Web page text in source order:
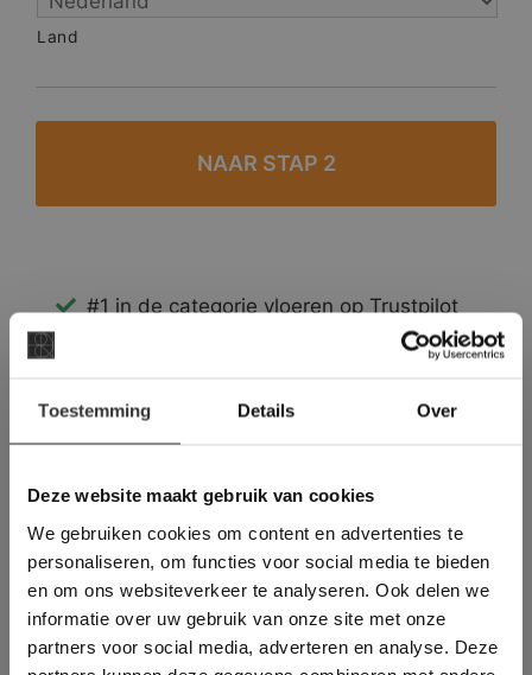
Toestemming Details Over
Deze website maakt gebruik van cookies
We gebruiken cookies om content en advertenties te
personaliseren, om functies voor social media te bieden
en om ons websiteverkeer te analyseren. Ook delen we
informatie over uw gebruik van onze site met onze
partners voor social media, adverteren en analyse. Deze
Land
#1 in de categorie vloeren op Trustpilot
Binnen 24 uur een passende offerte
Meer dan 500 m2 showroom
Deze website maakt
gebruik van cookies.
This Cookie Banner was deleted and is no
longer working. Please contact the website
administrator.
Deze website gebruikt cookies om de
gebruikerservaring te verbeteren. Door
gebruik te maken van onze website geeft u
toestemming voor alle cookies in
overeenstemming met ons cookiebeleid.Lees
verder